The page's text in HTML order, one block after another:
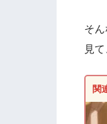
そ
見
関